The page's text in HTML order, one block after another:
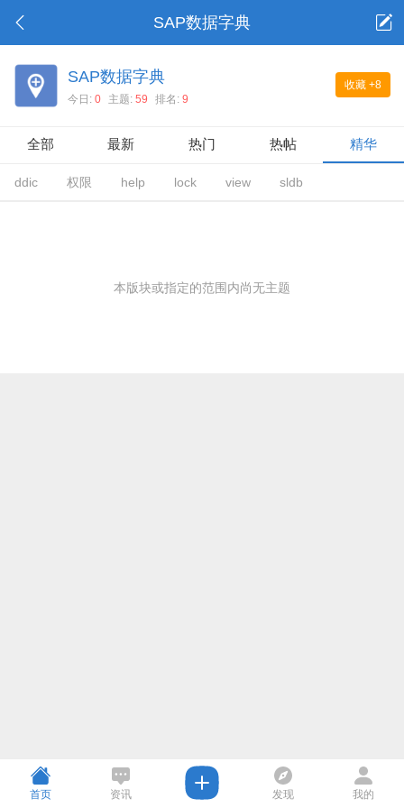
SAP数据字典
收藏 +8
SAP数据字典
今日: 0 主题: 59 排名: 9
全部 最新 热门 热帖 精华
ddic 权限 help lock view sldb
本版块或指定的范围内尚无主题
首页 资讯 发现 我的